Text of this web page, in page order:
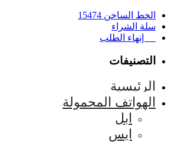
الخط الساخن 15474
سلة الشراء
إنهاء الطلب
التصنيفات
الرئيسية
الهواتف المحمولة
ابل
ايس